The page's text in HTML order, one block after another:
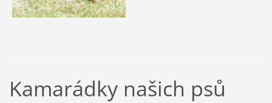
Kamarádky našich psů